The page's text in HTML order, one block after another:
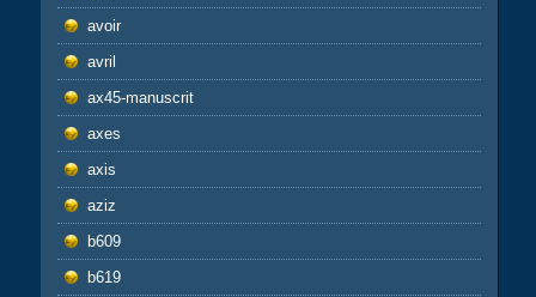
avoir
avril
ax45-manuscrit
axes
axis
aziz
b609
b619